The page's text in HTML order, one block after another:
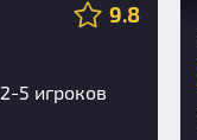
9.8
2-5 игроков